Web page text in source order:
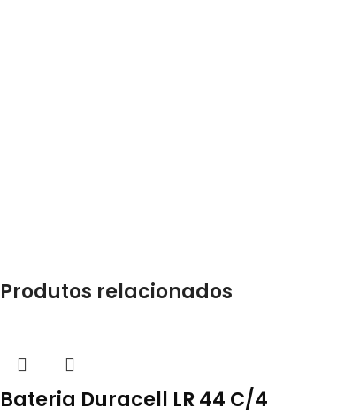
Produtos relacionados
Bateria Duracell LR 44 C/4